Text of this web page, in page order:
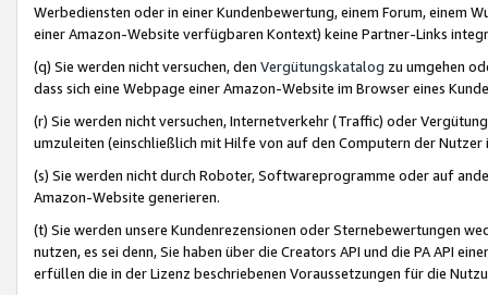
Werbediensten oder in einer Kundenbewertung, einem Forum, einem
einer Amazon-Website verfügbaren Kontext) keine Partner-Links
(q) Sie werden nicht versuchen, den Vergütungskatalog zu umgehen
dass sich eine Webpage einer Amazon-Website im Browser eines
(r) Sie werden nicht versuchen, Internetverkehr (Traffic) oder
umzuleiten (einschließlich mit Hilfe von auf den Computern der
(s) Sie werden nicht durch Roboter, Softwareprogramme oder auf
Amazon-Website generieren.
(t) Sie werden unsere Kundenrezensionen oder Sternebewertungen
nutzen, es sei denn, Sie haben über die Creators API und die PA API
erfüllen die in der Lizenz beschriebenen Voraussetzungen für die